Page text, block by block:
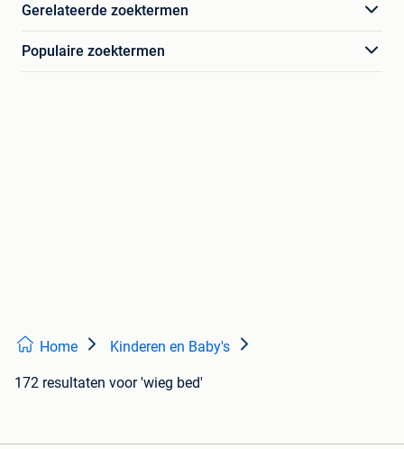
Gerelateerde zoektermen
Populaire zoektermen
Home Kinderen en Baby's
172 resultaten voor 'wieg bed'